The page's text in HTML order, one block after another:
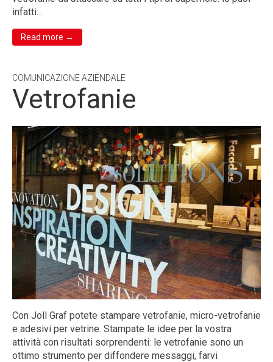
infatti…
Read more →
COMUNICAZIONE AZIENDALE
Vetrofanie
Con Joll Graf potete stampare vetrofanie, micro-vetrofanie
e adesivi per vetrine. Stampate le idee per la vostra
attività con risultati sorprendenti: le vetrofanie sono un
ottimo strumento per diffondere messaggi, farvi